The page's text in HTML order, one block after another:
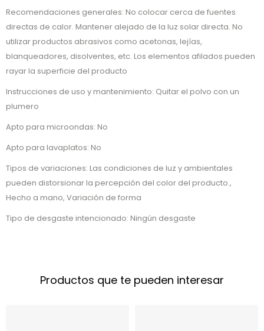
Recomendaciones generales: No colocar cerca de fuentes
directas de calor. Mantener alejado de la luz solar directa. No
utilizar productos abrasivos como acetonas, lejías,
blanqueadores, disolventes, etc. Los elementos afilados pueden
rayar la superficie del producto
Instrucciones de uso y mantenimiento: Quitar el polvo con un
plumero
Apto para microondas: No
Apto para lavaplatos: No
Tipos de variaciones: Las condiciones de luz y ambientales
pueden distorsionar la percepción del color del producto.,
Hecho a mano, Variación de forma
Tipo de desgaste intencionado: Ningún desgaste
Productos que te pueden interesar